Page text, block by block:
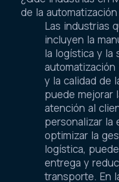
de la automatización
Las industrias
incluyen la
la logística y la
y la calidad de
puede mejorar
atención al
personalizar la
optimizar la
logística,
entrega y
transporte. En